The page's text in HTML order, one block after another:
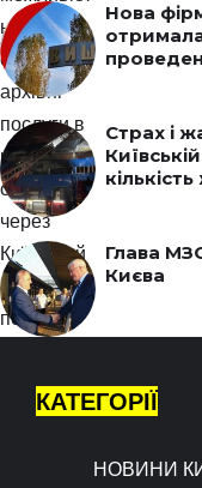
Нова
Страх і
Глава
Києва
КАТЕГОРІЇ
НОВИНИ